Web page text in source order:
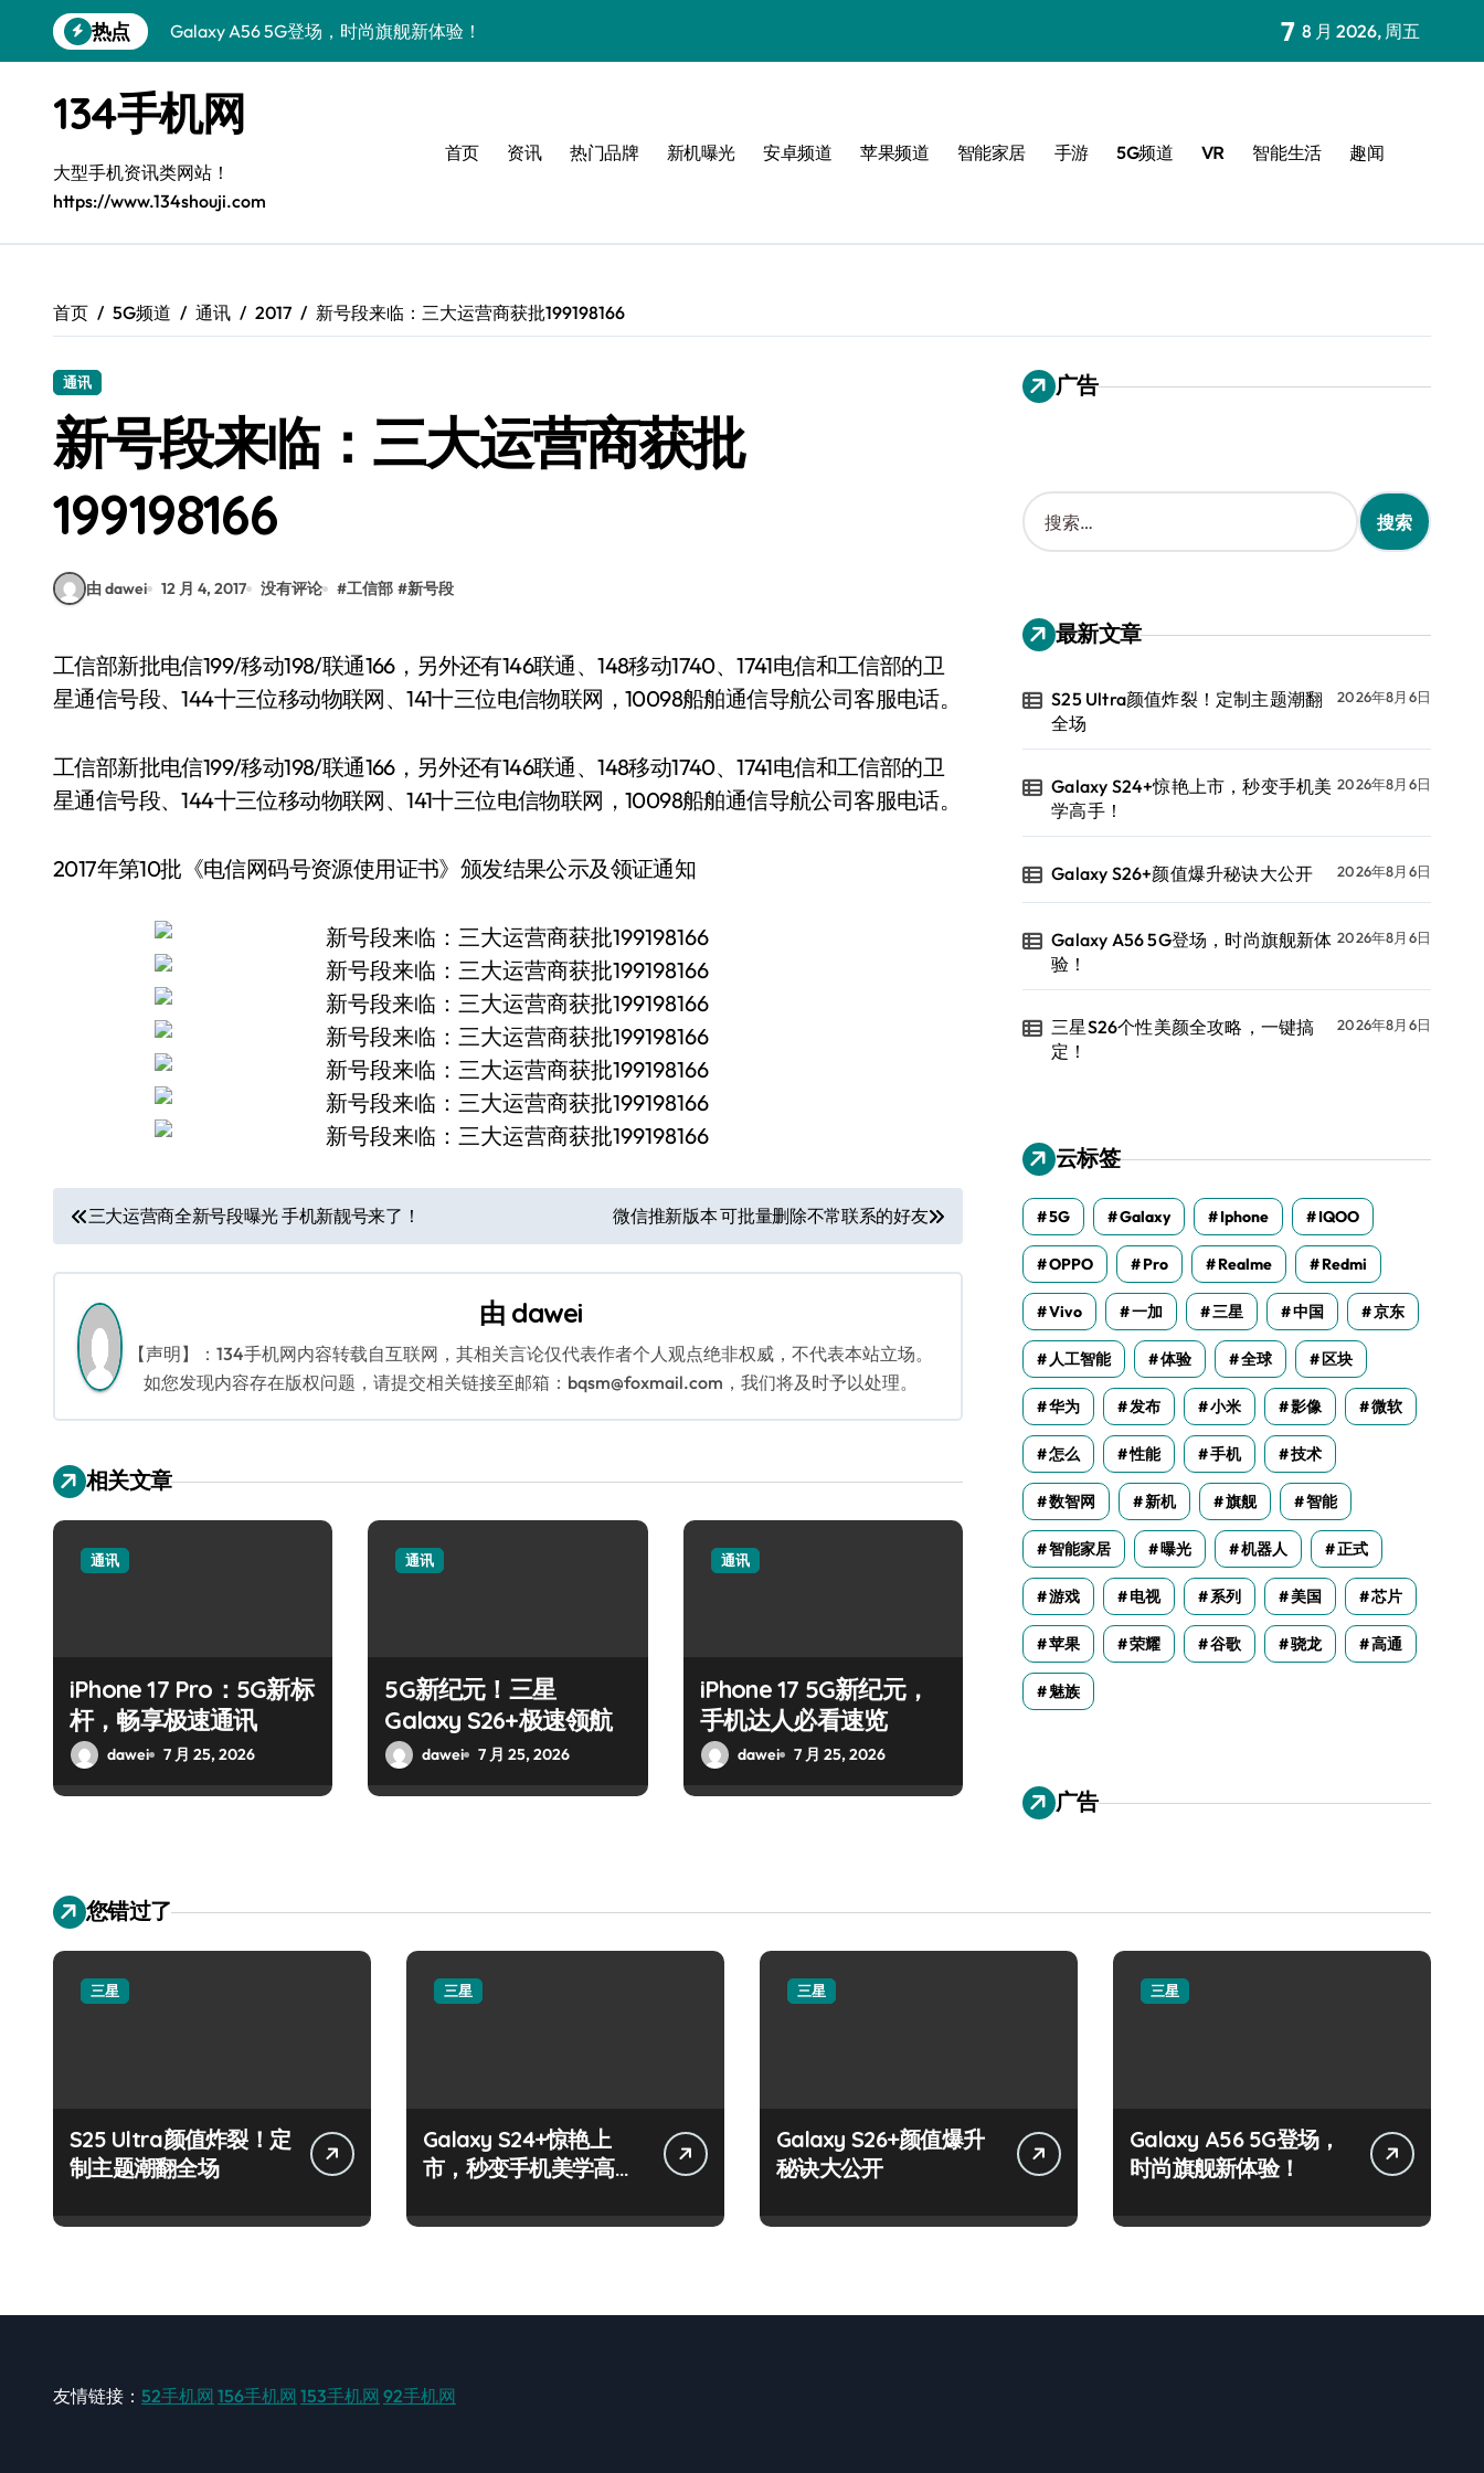
到
热点
Galaxy A56 5G登场，时尚旗舰新体验！
S25美化秘籍：个性定制，炫酷随心！
Galaxy C55 5G焕新秘籍：定制潮流玩出圈
Galaxy C55 5G登场，美学新标杆！
Galaxy Z Flip6：折叠时尚，尽享炫美新体验
S25 Ultra颜值炸裂！定制主题潮翻全场
7 8 月 2026, 周五
134手机网
大型手机资讯类网站！
https://www.134shouji.com
首页 资讯 热门品牌 新机曝光 安卓频道 苹果频道 智能家居 手游 5G频道 VR 智能生活 趣闻
首页 5G频道 通讯 2017 新号段来临：三大运营商获批199198166
通讯
新号段来临：三大运营商获批
199198166
由 dawei 12 月 4, 2017 没有评论 #工信部 #新号段
工信部新批电信199/移动198/联通166，另外还有146联通、148移动1740、1741电信和工信部的卫
星通信号段、144十三位移动物联网、141十三位电信物联网，10098船舶通信导航公司客服电话。
工信部新批电信199/移动198/联通166，另外还有146联通、148移动1740、1741电信和工信部的卫
星通信号段、144十三位移动物联网、141十三位电信物联网，10098船舶通信导航公司客服电话。
2017年第10批《电信网码号资源使用证书》颁发结果公示及领证通知
文
章
导
航
三大运营商全新号段曝光 手机新靓号来了！ 微信推新版本 可批量删除不常联系的好友
由 dawei
【声明】：134手机网内容转载自互联网，其相关言论仅代表作者个人观点绝非权威，不代表本站立场。
如您发现内容存在版权问题，请提交相关链接至邮箱：bqsm@foxmail.com，我们将及时予以处理。
相关文章
通讯
iPhone 17 Pro：5G新标
杆，畅享极速通讯
dawei 7 月 25, 2026
通讯
5G新纪元！三星
Galaxy S26+极速领航
dawei 7 月 25, 2026
通讯
iPhone 17 5G新纪元，
手机达人必看速览
dawei 7 月 25, 2026
广告
搜
索
：
最新文章
S25 Ultra颜值炸裂！定制主题潮翻
全场
2026年8月6日
Galaxy S24+惊艳上市，秒变手机美
学高手！
2026年8月6日
Galaxy S26+颜值爆升秘诀大公开 2026年8月6日
Galaxy A56 5G登场，时尚旗舰新体
验！
2026年8月6日
三星S26个性美颜全攻略，一键搞
定！
2026年8月6日
云标签
5G Galaxy Iphone IQOO
OPPO Pro Realme Redmi
Vivo 一加 三星 中国 京东
人工智能 体验 全球 区块
华为 发布 小米 影像 微软
怎么 性能 手机 技术
数智网 新机 旗舰 智能
智能家居 曝光 机器人 正式
游戏 电视 系列 美国 芯片
苹果 荣耀 谷歌 骁龙 高通
魅族
广告
您错过了
三星
S25 Ultra颜值炸裂！定
制主题潮翻全场
三星
Galaxy S24+惊艳上
市，秒变手机美学高
三星
Galaxy S26+颜值爆升
秘诀大公开
三星
Galaxy A56 5G登场，
时尚旗舰新体验！
友情链接： 52手机网 156手机网 153手机网 92手机网